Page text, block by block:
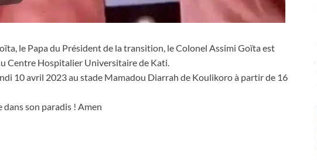
le Papa du Président de la transition, le Colonel Assimi Goïta est
Centre Hospitalier Universitaire de Kati.
10 avril 2023 au stade Mamadou Diarrah de Koulikoro à partir de 16
dans son paradis ! Amen